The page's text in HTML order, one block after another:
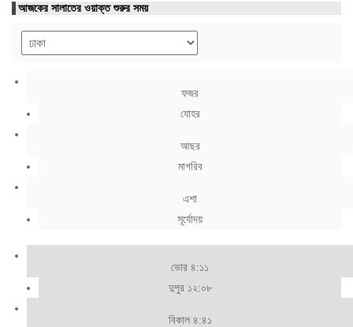
আজকের সালাতের ওয়াক্ত শুরুর সময়
ফজর
যোহর
আছর
মাগরিব
এশা
সূর্যোদয়
ভোর ৪:১১
দুপুর ১২:০৮
বিকাল ৪:৪১